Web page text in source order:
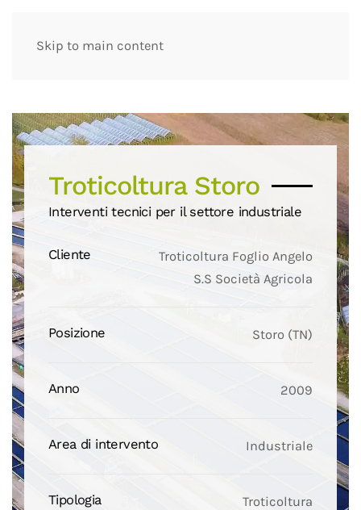
Skip to main content
Troticoltura Storo
Interventi tecnici per il settore industriale
Cliente
Troticoltura Foglio Angelo
S.S Società Agricola
Posizione Storo (TN)
Anno 2009
Area di intervento Industriale
Tipologia Troticoltura